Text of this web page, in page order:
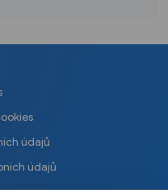
údajů
údajů